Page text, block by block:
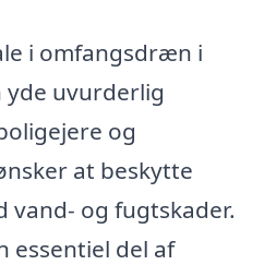
i omfangsdræn i
yde uvurderlig
og
at beskytte
vand- og fugtskader.
essentiel del af